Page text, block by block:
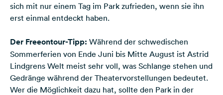
sich mit nur einem Tag im Park zufrieden, wenn sie ihn
erst einmal entdeckt haben.
Der Freeontour-Tipp: Während der schwedischen
Sommerferien von Ende Juni bis Mitte August ist Astrid
Lindgrens Welt meist sehr voll, was Schlange stehen und
Gedränge während der Theatervorstellungen bedeutet.
Wer die Möglichkeit dazu hat, sollte den Park in der